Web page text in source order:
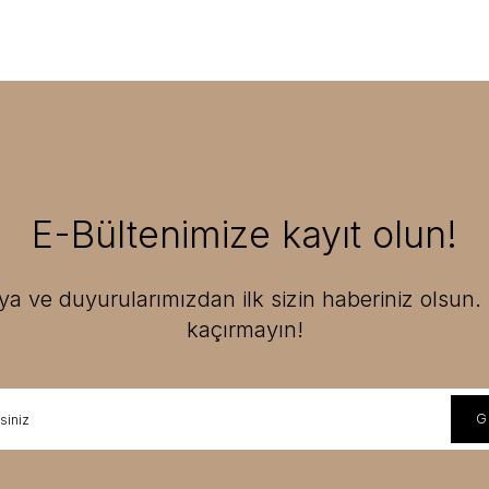
E-Bültenimize kayıt olun!
ve duyurularımızdan ilk sizin haberiniz olsun.
kaçırmayın!